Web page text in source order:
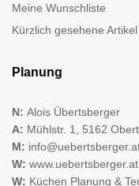
Meine Wunschliste
Kürzlich gesehene Artikel
Planung
N: Alois Übertsberger
A: Mühlstr. 1, 5162
M:
W: www.uebertsberger.at
W: Küchen Planung &